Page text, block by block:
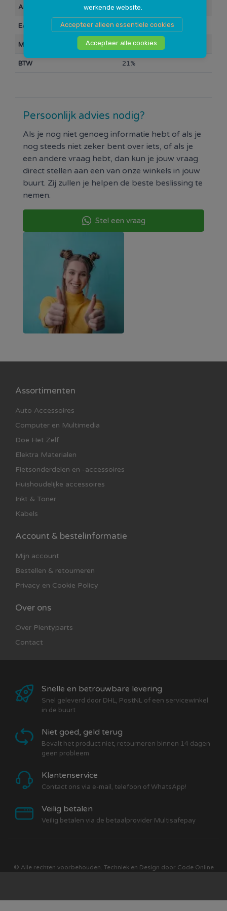
werkende website.
Accepteer alleen essentiele cookies
Accepteer alle cookies
Artikelnummer 102648
EAN Barcode 0000067002
Merk Simson
BTW 21%
Persoonlijk advies nodig?
Als je nog niet genoeg informatie hebt of als je
nog steeds niet zeker bent over iets, of als je
een andere vraag hebt, dan kun je jouw vraag
direct stellen aan een van onze winkels in jouw
buurt. Zij zullen je helpen de beste beslissing te
nemen.
Stel een vraag
Assortimenten
Auto Accessoires
Computer en Multimedia
Doe Het Zelf
Elektra Materialen
Fietsonderdelen en -accessoires
Huishoudelijke accessoires
Inkt & Toner
Kabels
Account & bestelinformatie
Mijn account
Bestellen & retourneren
Privacy en Cookie Policy
Over ons
Over Plentyparts
Contact
Snelle en betrouwbare levering
Snel geleverd door DHL, PostNL of een servicewinkel
in de buurt
Niet goed, geld terug
Bevalt het product niet, retourneren binnen 14 dagen
geen probleem
Klantenservice
Contact ons via e-mail, telefoon of WhatsApp!
Veilig betalen
Veilig betalen via de betaalprovider Multisafepay
© Alle rechten voorbehouden. Techniek en Design door Code Online